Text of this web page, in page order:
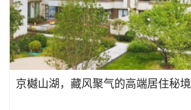
京樾山湖，藏风聚气的高端居住秘境